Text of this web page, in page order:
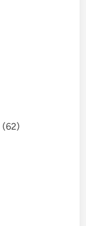
(62)